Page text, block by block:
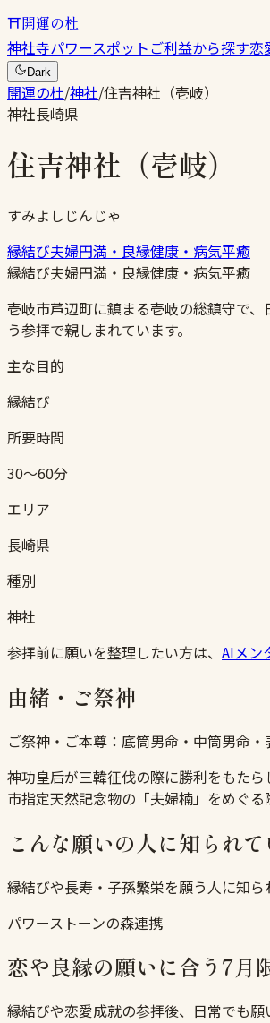
⛩開運の杜
神社寺パワースポットご利益から探す恋
Dark
開運の杜/神社/住吉神社（壱岐）
神社長崎県
住吉神社（壱岐）
すみよしじんじゃ
縁結び夫婦円満・良縁健康・病気平癒
縁結び夫婦円満・良縁健康・病気平癒
壱岐市芦辺町に鎮まる壱岐の総鎮守で
う参拝で親しまれています。
主な目的
縁結び
所要時間
30〜60分
エリア
長崎県
種別
神社
参拝前に願いを整理したい方は、 AIメン
由緒・ご祭神
ご祭神・ご本尊： 底筒男命・中筒男命・
神功皇后が三韓征伐の際に勝利をもた
市指定天然記念物の「夫婦楠」をめぐ
こんな願いの人に知られ
縁結びや長寿・子孫繁栄を願う人に知ら
パワーストーンの森連携
恋や良縁の願いに合う7月
縁結びや恋愛成就の参拝後、日常でも